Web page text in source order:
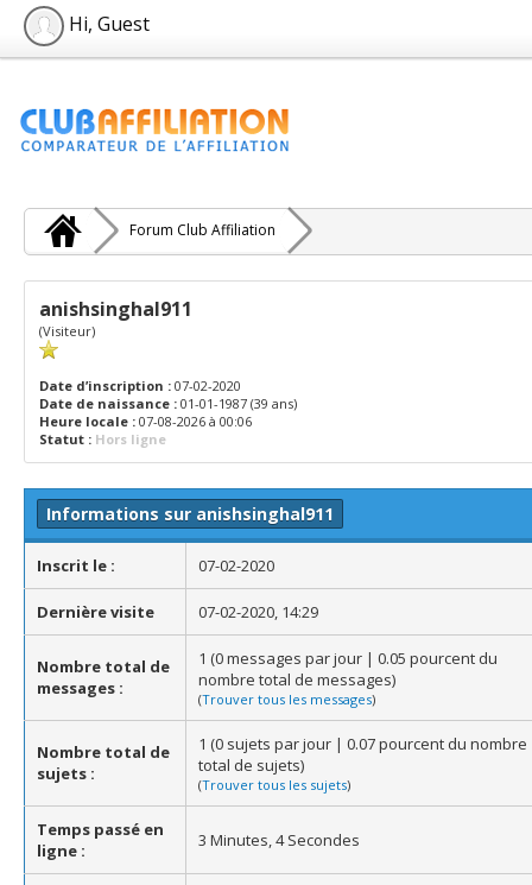
Hi, Guest
Forum Club Affiliation
anishsinghal911
(Visiteur)
Date d’inscription : 07-02-2020
Date de naissance : 01-01-1987 (39 ans)
Heure locale : 07-08-2026 à 00:06
Statut : Hors ligne
Informations sur anishsinghal911
Inscrit le : 07-02-2020
Dernière visite 07-02-2020, 14:29
Nombre total de
messages :
1 (0 messages par jour | 0.05 pourcent du
nombre total de messages)
(Trouver tous les messages)
Nombre total de
sujets :
1 (0 sujets par jour | 0.07 pourcent du nombre
total de sujets)
(Trouver tous les sujets)
Temps passé en
ligne :
3 Minutes, 4 Secondes